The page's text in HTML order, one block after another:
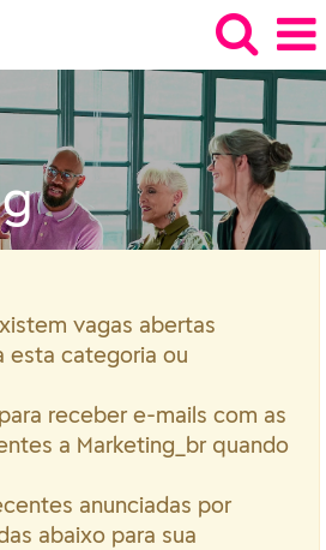
vagas abertas
esta categoria ou
receber e-mails com as
a Marketing_br quando
anunciadas por
abaixo para sua